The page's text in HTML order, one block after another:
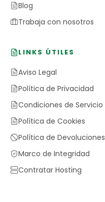
Blog
Trabaja con nosotros
LINKS ÚTILES
Aviso Legal
Política de Privacidad
Condiciones de Servicio
Política de Cookies
Política de Devoluciones
Marco de Integridad
Contratar Hosting